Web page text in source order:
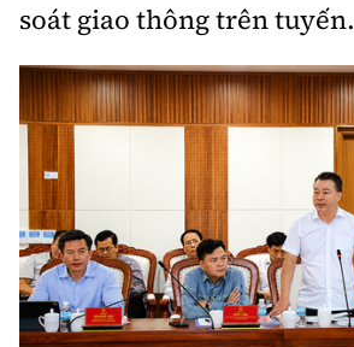
soát giao thông trên tuyến.